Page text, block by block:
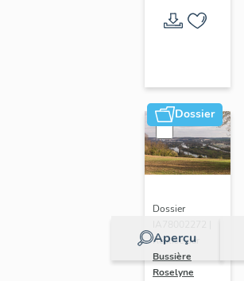
Dossier
Aperçu
Dossier
Réalisé par
Bussière
Roselyne